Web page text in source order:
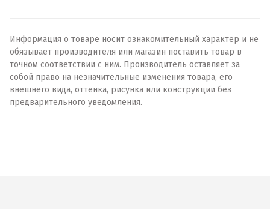
Информация о товаре носит ознакомительный характер и не
обязывает производителя или магазин поставить товар в
точном соответствии с ним. Производитель оставляет за
собой право на незначительные изменения товара, его
внешнего вида, оттенка, рисунка или конструкции без
предварительного уведомления.